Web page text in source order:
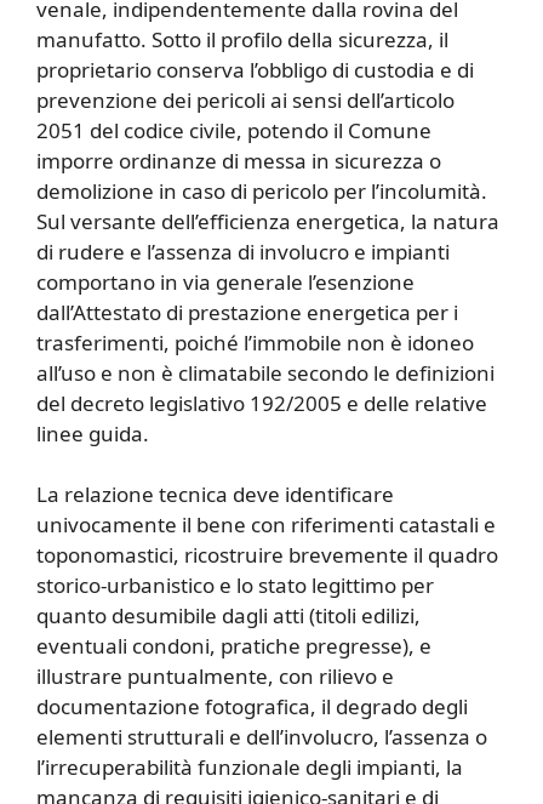
venale, indipendentemente dalla rovina del
manufatto. Sotto il profilo della sicurezza, il
proprietario conserva l’obbligo di custodia e di
prevenzione dei pericoli ai sensi dell’articolo
2051 del codice civile, potendo il Comune
imporre ordinanze di messa in sicurezza o
demolizione in caso di pericolo per l’incolumità.
Sul versante dell’efficienza energetica, la natura
di rudere e l’assenza di involucro e impianti
comportano in via generale l’esenzione
dall’Attestato di prestazione energetica per i
trasferimenti, poiché l’immobile non è idoneo
all’uso e non è climatabile secondo le definizioni
del decreto legislativo 192/2005 e delle relative
linee guida.
La relazione tecnica deve identificare
univocamente il bene con riferimenti catastali e
toponomastici, ricostruire brevemente il quadro
storico-urbanistico e lo stato legittimo per
quanto desumibile dagli atti (titoli edilizi,
eventuali condoni, pratiche pregresse), e
illustrare puntualmente, con rilievo e
documentazione fotografica, il degrado degli
elementi strutturali e dell’involucro, l’assenza o
l’irrecuperabilità funzionale degli impianti, la
mancanza di requisiti igienico-sanitari e di